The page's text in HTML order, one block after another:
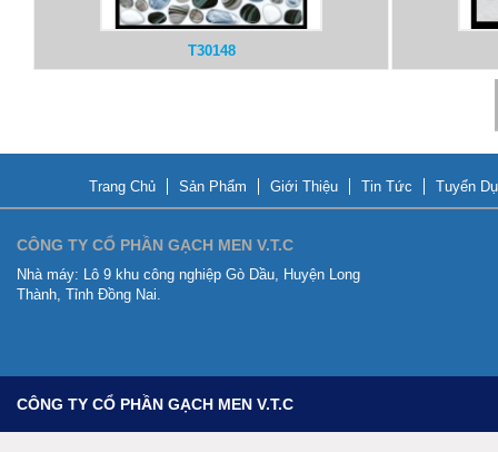
T30148
Trang Chủ Sản Phẩm Giới Thiệu Tin Tức Tuyển
CÔNG TY CỔ PHẦN GẠCH MEN V.T.C
Nhà máy: Lô 9 khu công nghiệp Gò Dầu, Huyện Long
Thành, Tỉnh Đồng Nai.
CÔNG TY CỔ PHẦN GẠCH MEN V.T.C